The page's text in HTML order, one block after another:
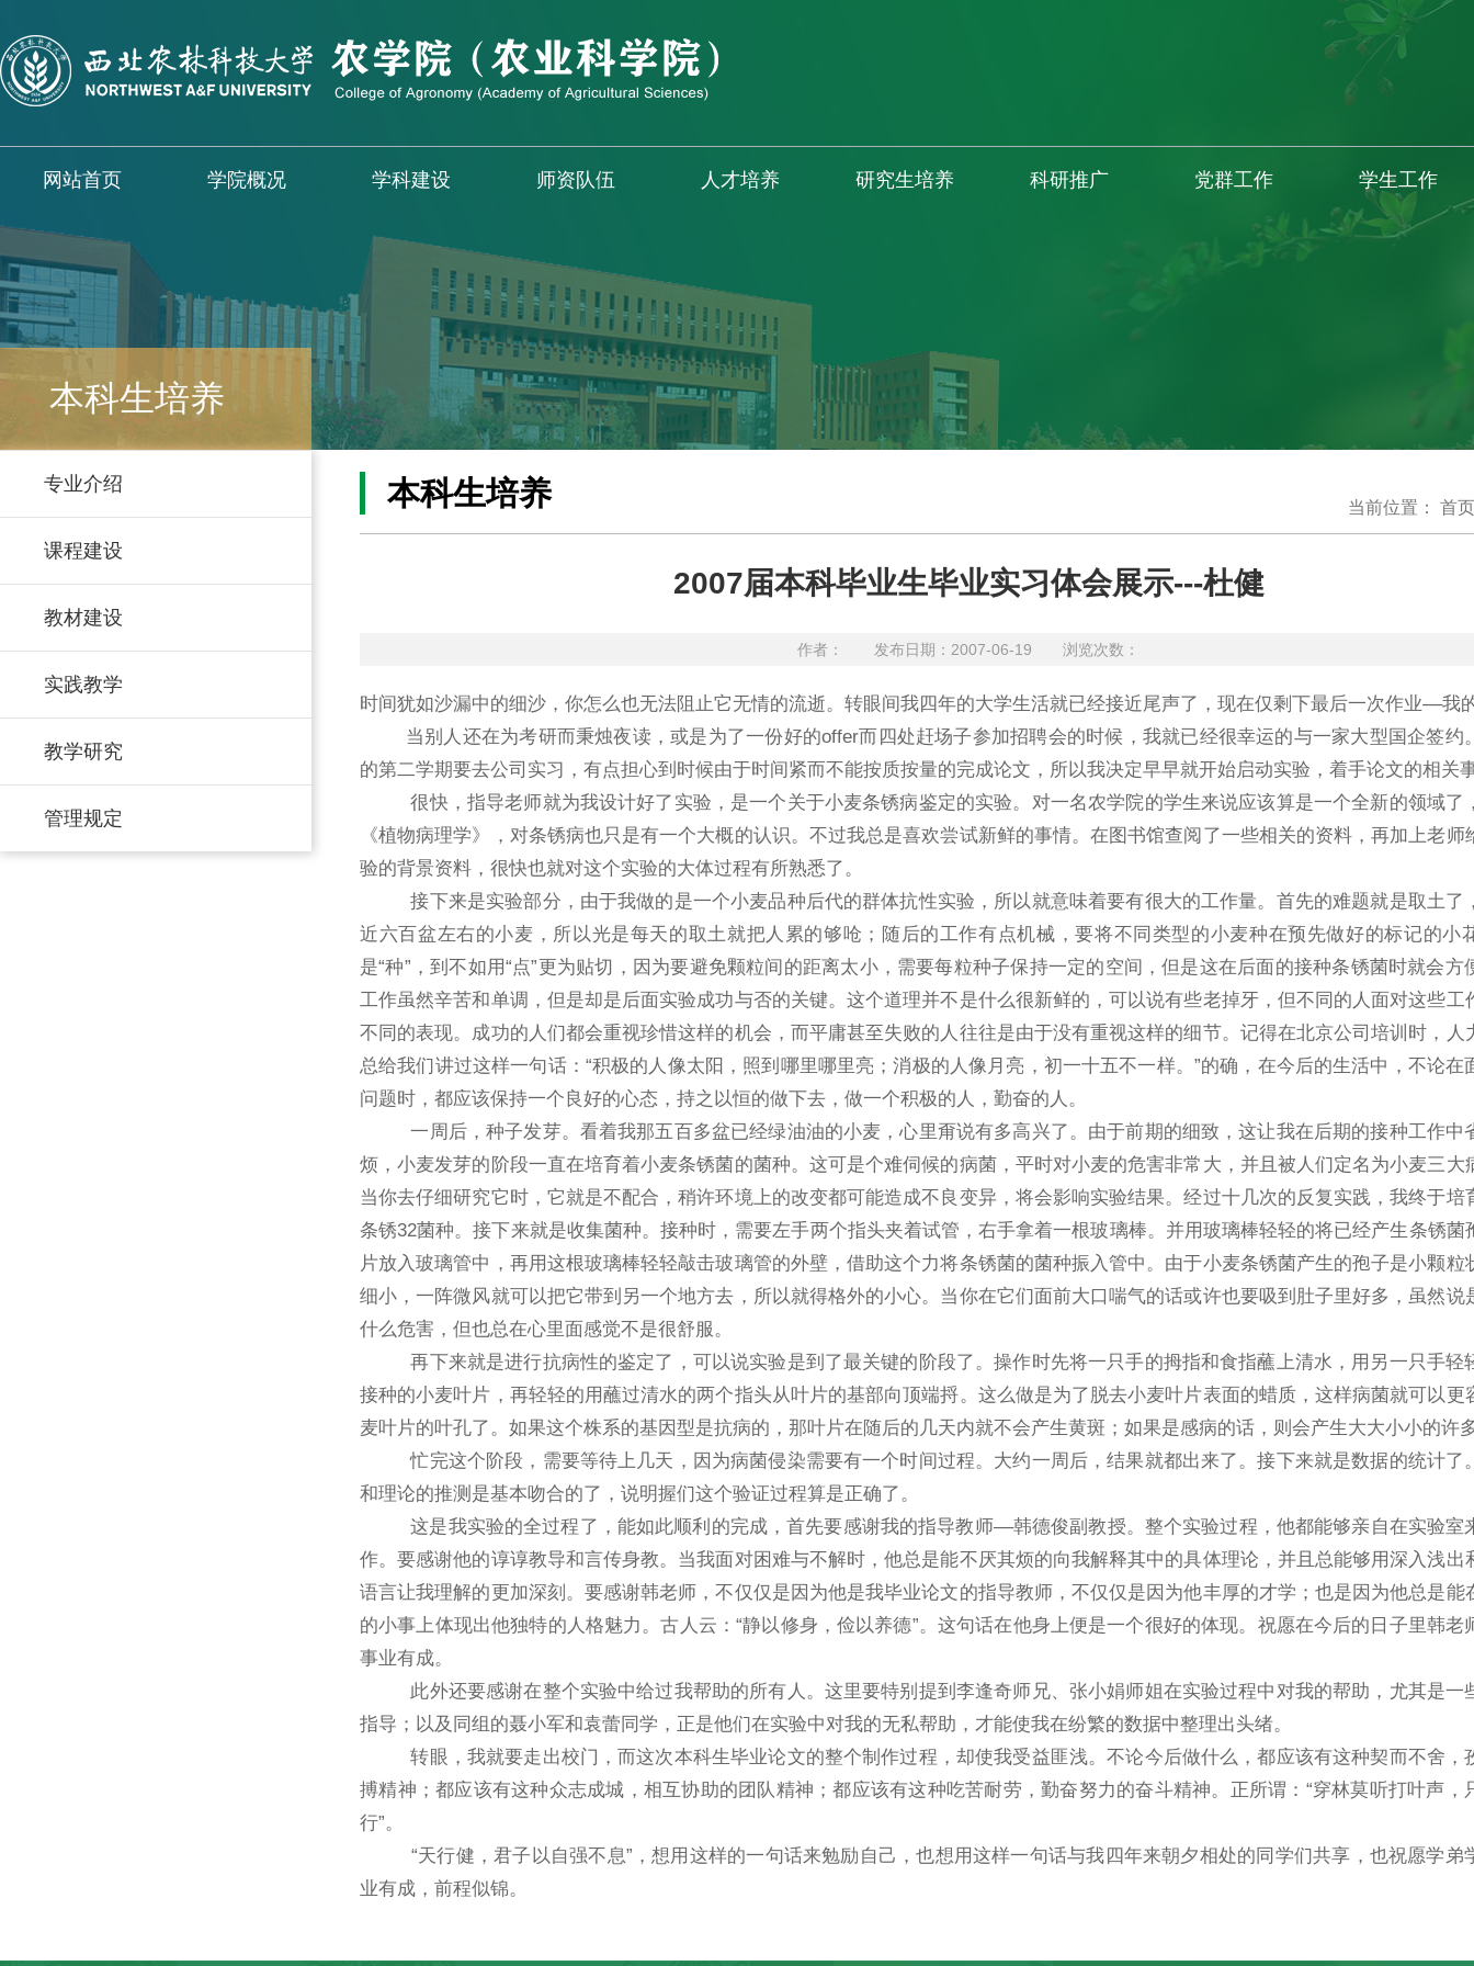
网站首页 学院概况 学科建设 师资队伍 人才培养 研究生培养 科研推广 党群工作 学生工作
本科生培养
专业介绍
课程建设
教材建设
实践教学
教学研究
管理规定
当前位置： 首页
本科生培养
2007届本科毕业生毕业实习体会展示---杜健
作者： 发布日期：2007-06-19 浏览次数：
时间犹如沙漏中的细沙，你怎么也无法阻止它无情的流逝。转眼间我四年的大学生活就已经接近尾声了，现在仅剩下最后一次作业––我
当别人还在为考研而秉烛夜读，或是为了一份好的offer而四处赶场子参加招聘会的时候，我就已经很幸运的与一家大型国企签约
的第二学期要去公司实习，有点担心到时候由于时间紧而不能按质按量的完成论文，所以我决定早早就开始启动实验，着手论文的相关
很快，指导老师就为我设计好了实验，是一个关于小麦条锈病鉴定的实验。对一名农学院的学生来说应该算是一个全新的领域了
《植物病理学》，对条锈病也只是有一个大概的认识。不过我总是喜欢尝试新鲜的事情。在图书馆查阅了一些相关的资料，再加上老师
验的背景资料，很快也就对这个实验的大体过程有所熟悉了。
接下来是实验部分，由于我做的是一个小麦品种后代的群体抗性实验，所以就意味着要有很大的工作量。首先的难题就是取土了
近六百盆左右的小麦，所以光是每天的取土就把人累的够呛；随后的工作有点机械，要将不同类型的小麦种在预先做好的标记的小
是“种”，到不如用“点”更为贴切，因为要避免颗粒间的距离太小，需要每粒种子保持一定的空间，但是这在后面的接种条锈菌时就会方
工作虽然辛苦和单调，但是却是后面实验成功与否的关键。这个道理并不是什么很新鲜的，可以说有些老掉牙，但不同的人面对这些工
不同的表现。成功的人们都会重视珍惜这样的机会，而平庸甚至失败的人往往是由于没有重视这样的细节。记得在北京公司培训时，人
总给我们讲过这样一句话：“积极的人像太阳，照到哪里哪里亮；消极的人像月亮，初一十五不一样。”的确，在今后的生活中，不论在
问题时，都应该保持一个良好的心态，持之以恒的做下去，做一个积极的人，勤奋的人。
一周后，种子发芽。看着我那五百多盆已经绿油油的小麦，心里甭说有多高兴了。由于前期的细致，这让我在后期的接种工作中
烦，小麦发芽的阶段一直在培育着小麦条锈菌的菌种。这可是个难伺候的病菌，平时对小麦的危害非常大，并且被人们定名为小麦三大
当你去仔细研究它时，它就是不配合，稍许环境上的改变都可能造成不良变异，将会影响实验结果。经过十几次的反复实践，我终于培
条锈32菌种。接下来就是收集菌种。接种时，需要左手两个指头夹着试管，右手拿着一根玻璃棒。并用玻璃棒轻轻的将已经产生条锈菌
片放入玻璃管中，再用这根玻璃棒轻轻敲击玻璃管的外壁，借助这个力将条锈菌的菌种振入管中。由于小麦条锈菌产生的孢子是小颗粒
细小，一阵微风就可以把它带到另一个地方去，所以就得格外的小心。当你在它们面前大口喘气的话或许也要吸到肚子里好多，虽然说
什么危害，但也总在心里面感觉不是很舒服。
再下来就是进行抗病性的鉴定了，可以说实验是到了最关键的阶段了。操作时先将一只手的拇指和食指蘸上清水，用另一只手轻
接种的小麦叶片，再轻轻的用蘸过清水的两个指头从叶片的基部向顶端捋。这么做是为了脱去小麦叶片表面的蜡质，这样病菌就可以更
麦叶片的叶孔了。如果这个株系的基因型是抗病的，那叶片在随后的几天内就不会产生黄斑；如果是感病的话，则会产生大大小小的许
忙完这个阶段，需要等待上几天，因为病菌侵染需要有一个时间过程。大约一周后，结果就都出来了。接下来就是数据的统计了
和理论的推测是基本吻合的了，说明握们这个验证过程算是正确了。
这是我实验的全过程了，能如此顺利的完成，首先要感谢我的指导教师––韩德俊副教授。整个实验过程，他都能够亲自在实验室
作。要感谢他的谆谆教导和言传身教。当我面对困难与不解时，他总是能不厌其烦的向我解释其中的具体理论，并且总能够用深入浅出
语言让我理解的更加深刻。要感谢韩老师，不仅仅是因为他是我毕业论文的指导教师，不仅仅是因为他丰厚的才学；也是因为他总是能
的小事上体现出他独特的人格魅力。古人云：“静以修身，俭以养德”。这句话在他身上便是一个很好的体现。祝愿在今后的日子里韩老
事业有成。
此外还要感谢在整个实验中给过我帮助的所有人。这里要特别提到李逢奇师兄、张小娟师姐在实验过程中对我的帮助，尤其是一
指导；以及同组的聂小军和袁蕾同学，正是他们在实验中对我的无私帮助，才能使我在纷繁的数据中整理出头绪。
转眼，我就要走出校门，而这次本科生毕业论文的整个制作过程，却使我受益匪浅。不论今后做什么，都应该有这种契而不舍，
搏精神；都应该有这种众志成城，相互协助的团队精神；都应该有这种吃苦耐劳，勤奋努力的奋斗精神。正所谓：“穿林莫听打叶声，
行”。
“天行健，君子以自强不息”，想用这样的一句话来勉励自己，也想用这样一句话与我四年来朝夕相处的同学们共享，也祝愿学弟
业有成，前程似锦。